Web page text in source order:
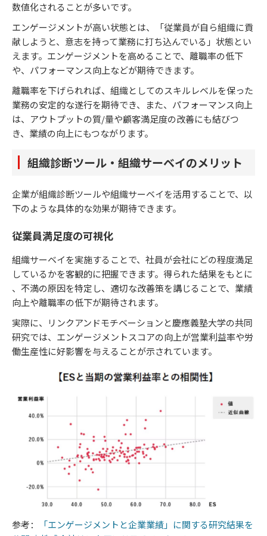
数値化されることが多いです。
エンゲージメントが高い状態とは、「従業員が自ら組織に貢
献しようと、意志を持って業務に打ち込んでいる」状態とい
えます。エンゲージメントを高めることで、離職率の低下
や、パフォーマンス向上などが期待できます。
離職率を下げられれば、組織としてのスキルレベルを保った
業務の安定的な遂行を期待でき、また、パフォーマンス向上
は、アウトプットの質/量や顧客満足度の改善にも結びつ
き、業績の向上にもつながります。
組織診断ツール・組織サーベイのメリット
企業が組織診断ツールや組織サーベイを活用することで、以
下のような具体的な効果が期待できます。
従業員満足度の可視化
組織サーベイを実施することで、社員が会社にどの程度満足
しているかを客観的に把握できます。得られた結果をもとに
、不満の原因を特定し、適切な改善策を講じることで、業績
向上や離職率の低下が期待されます。
実際に、リンクアンドモチベーションと慶應義塾大学の共同
研究では、エンゲージメントスコアの向上が営業利益率や労
働生産性に好影響を与えることが示されています。
参考：
「エンゲージメントと企業業績」に関する研究結果を